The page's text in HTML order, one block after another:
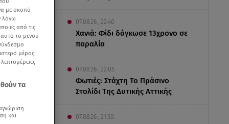
07.08.26 , 22:40
Χανιά: Φίδι δάγκωσε 13χρονο σε
παραλία
07.08.26 , 22:05
Φωτιές: Στάχτη Το Πράσινο
Στολίδι Της Δυτικής Αττικής
07.08.26 , 21:50
με σκοπό
λόγω
από τις
αυτό το μενού
μέρος
τα
και